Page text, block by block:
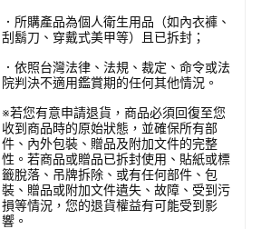
．所購產品為個人衛生用品（如內衣褲、
刮鬍刀、穿戴式美甲等）且已拆封；
．依照台灣法律、法規、裁定、命令或法
院判決不適用鑑賞期的任何其他情況。
※若您有意申請退貨，商品必須回復至您
收到商品時的原始狀態，並確保所有部
件、內外包裝、贈品及附加文件的完整
性。若商品或贈品已拆封使用、貼紙或標
籤脫落、吊牌拆除、或有任何部件、包
裝、贈品或附加文件遺失、故障、受到污
損等情況，您的退貨權益有可能受到影
響。